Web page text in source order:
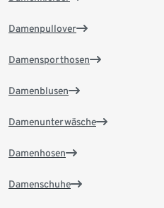
Damenpullover
Damensporthosen
Damenblusen
Damenunterwäsche
Damenhosen
Damenschuhe